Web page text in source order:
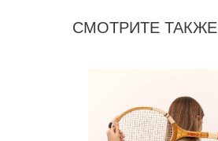
СМОТРИТЕ ТАКЖЕ